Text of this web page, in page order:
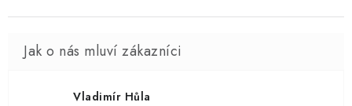
Vladimír Hůla